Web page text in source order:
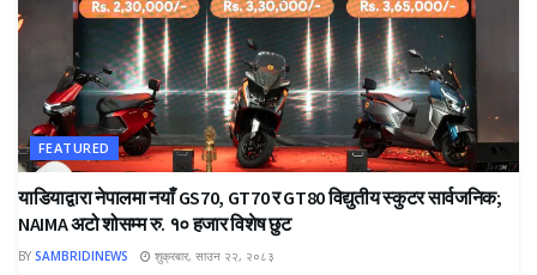
FEATURED
याडियाद्वारा नेपालमा नयाँ GS70, GT70 र GT80 विद्युतीय स्कुटर सार्वजनिक;
NAIMA अटो शोसम्म रु. १० हजार विशेष छुट
BY SAMBRIDINEWS शुक्रबार, साउन २२, २०८३